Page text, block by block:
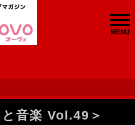
MENU
音楽 Vol.49＞